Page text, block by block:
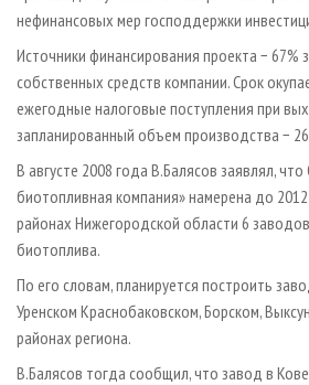
нефинансовых мер господдержки
Источники финансирования проекта − 67%
собственных средств компании. Срок
ежегодные налоговые поступления при
запланированный объем производства −
В августе 2008 года В.Балясов заявлял,
биотопливная компания» намерена до
районах Нижегородской области 6
биотоплива.
По его словам, планируется построить
Уренском Краснобаковском, Борском,
районах региона.
В.Балясов тогда сообщил, что завод в